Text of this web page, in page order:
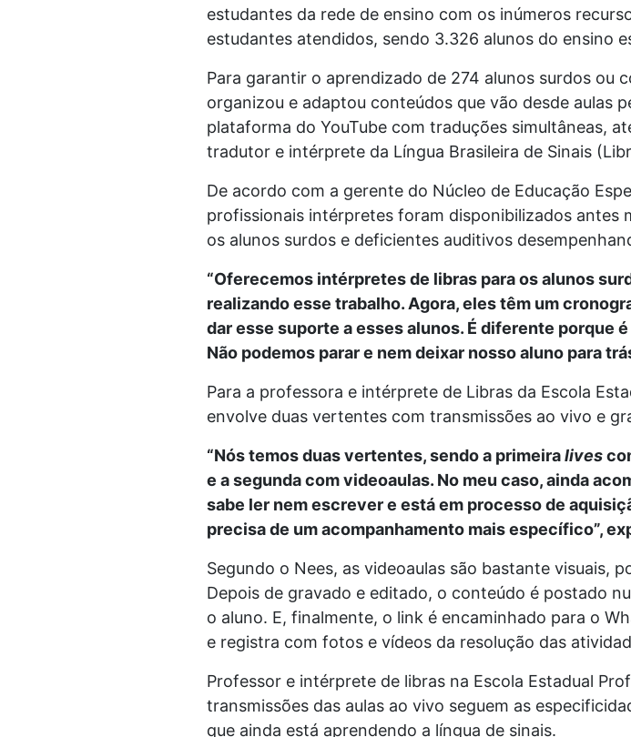
estudantes da rede de ensino com os inúmeros
estudantes atendidos, sendo 3.326 alunos do ensino
Para garantir o aprendizado de 274 alunos surdos ou
organizou e adaptou conteúdos que vão desde aulas
plataforma do YouTube com traduções simultâneas,
tradutor e intérprete da Língua Brasileira de Sinais
De acordo com a gerente do Núcleo de Educação
profissionais intérpretes foram disponibilizados antes
os alunos surdos e deficientes auditivos
“Oferecemos intérpretes de libras para os alunos
realizando esse trabalho. Agora, eles têm um
dar esse suporte a esses alunos. É diferente porque
Não podemos parar e nem deixar nosso aluno para
Para a professora e intérprete de Libras da Escola
envolve duas vertentes com transmissões ao vivo e
“Nós temos duas vertentes, sendo a primeiralives
e a segunda com videoaulas. No meu caso, ainda
sabe ler nem escrever e está em processo de
precisa de um acompanhamento mais específico”,
Segundo o Nees, as videoaulas são bastante visuais,
Depois de gravado e editado, o conteúdo é postado
o aluno. E, finalmente, o link é encaminhado para o
e registra com fotos e vídeos da resolução das
Professor e intérprete de libras na Escola Estadual
transmissões das aulas ao vivo seguem as
que ainda está aprendendo a língua de sinais.